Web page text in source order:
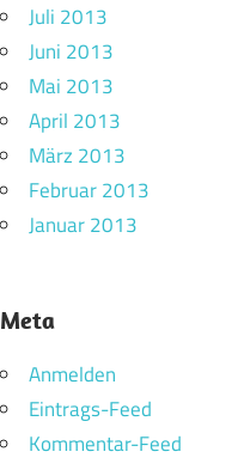
Juli 2013
Juni 2013
Mai 2013
April 2013
März 2013
Februar 2013
Januar 2013
Meta
Anmelden
Eintrags-Feed
Kommentar-Feed